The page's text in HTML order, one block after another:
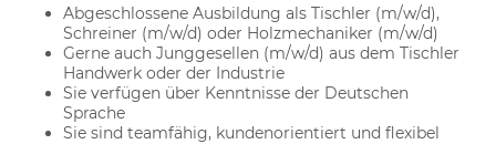
Abgeschlossene Ausbildung als Tischler (m/w/d),
Schreiner (m/w/d) oder Holzmechaniker (m/w/d)
Gerne auch Junggesellen (m/w/d) aus dem Tischler
Handwerk oder der Industrie
Sie verfügen über Kenntnisse der Deutschen
Sprache
Sie sind teamfähig, kundenorientiert und flexibel